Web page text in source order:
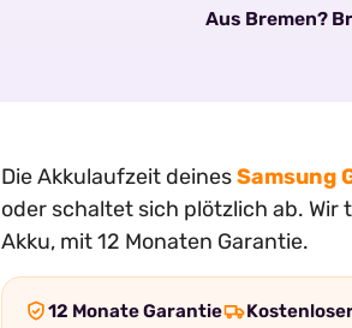
Aus Bremen?
Die Akkulaufzeit deinesSamsung
oder schaltet sich plötzlich ab.
Akku, mit 12 Monaten Garantie.
12 Monate Garantie